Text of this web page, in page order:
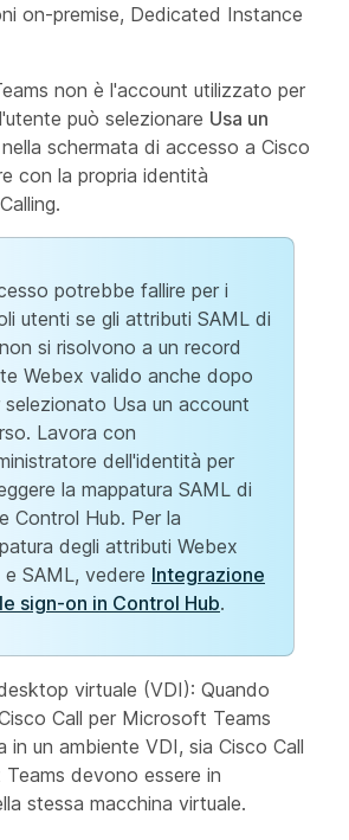
on-premise, Dedicated Instance
non è l'account utilizzato per
può selezionare Usa un
nella schermata di accesso a Cisco
con la propria identità
potrebbe fallire per i
utenti se gli attributi SAML di
si risolvono a un record
Webex valido anche dopo
selezionato Usa un account
Lavora con
dell'identità per
la mappatura SAML di
Control Hub. Per la
degli attributi Webex
e SAML, vedere Integrazione
sign-on in Control Hub.
virtuale (VDI): Quando
Call per Microsoft Teams
in un ambiente VDI, sia Cisco Call
devono essere in
stessa macchina virtuale.